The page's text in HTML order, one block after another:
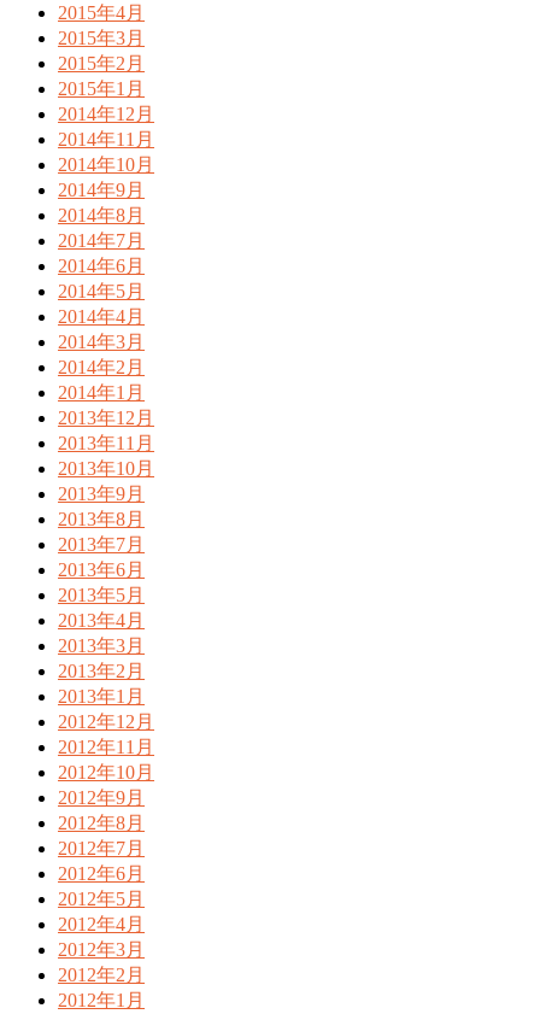
2015年4月
2015年3月
2015年2月
2015年1月
2014年12月
2014年11月
2014年10月
2014年9月
2014年8月
2014年7月
2014年6月
2014年5月
2014年4月
2014年3月
2014年2月
2014年1月
2013年12月
2013年11月
2013年10月
2013年9月
2013年8月
2013年7月
2013年6月
2013年5月
2013年4月
2013年3月
2013年2月
2013年1月
2012年12月
2012年11月
2012年10月
2012年9月
2012年8月
2012年7月
2012年6月
2012年5月
2012年4月
2012年3月
2012年2月
2012年1月